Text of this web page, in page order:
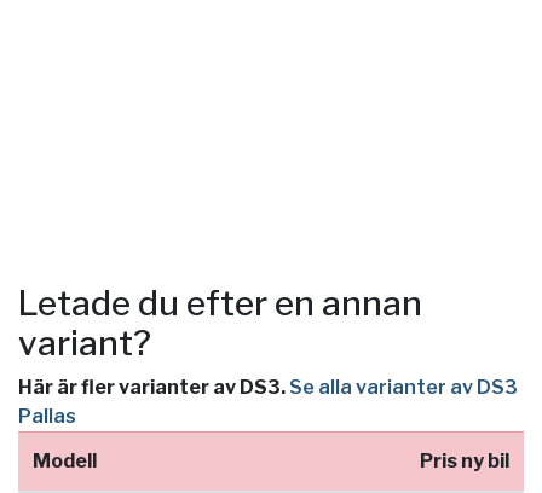
Letade du efter en annan
variant?
Här är fler varianter av DS3. Se alla varianter av DS3
Pallas
Modell
Pris ny bil